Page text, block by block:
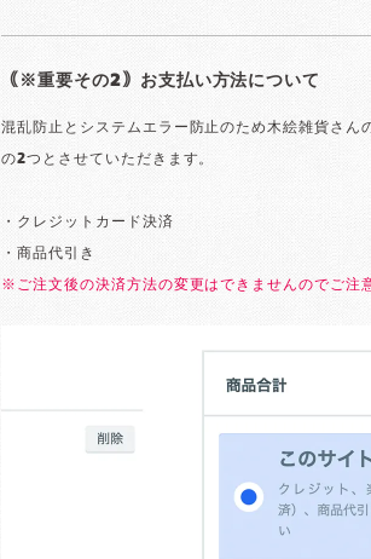
｟※重要その2｠お支払い方法について
混乱防止とシステムエラー防止のため木絵雑貨さん
の2つとさせていただきます。
・クレジットカード決済
・商品代引き
※ご注文後の決済方法の変更はできませんのでご注